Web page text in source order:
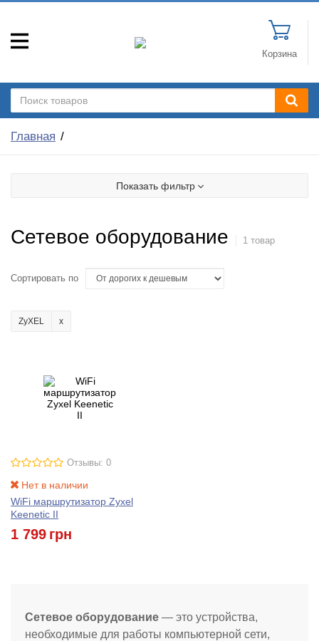
Корзина
Главная
Показать фильтр
Сетевое оборудование 1 товар
Сортировать по
ZyXEL
Отзывы: 0
Нет в наличии
WiFi маршрутизатор Zyxel
Keenetic II
1 799 грн
Сетевое оборудование — это устройства,
необходимые для работы компьютерной сети,